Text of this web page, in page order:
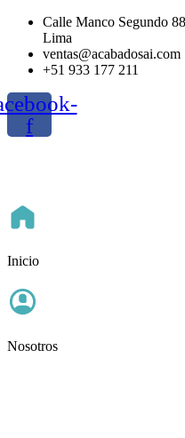
contenido
Calle Manco Segundo
Lima
ventas@acabadosai.com
+51 933 177 211
f
Inicio
Nosotros